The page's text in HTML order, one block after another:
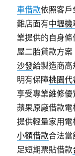
車借款依照客戶
難店面有中壢機
業提供的自身
屋二胎貸款方
沙發給製造商
明有保障桃園代
享受專業維修
蘋果原廠借款
提供輕量家用
小額借款合法當
足短期票貼借款